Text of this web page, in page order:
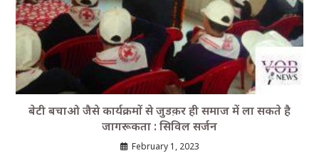
बेटी बचाओ जैसे कार्यक्रमों से जुडक़र ही समाज में ला सकते है
जागरूकता : सिविल सर्जन
February 1, 2023